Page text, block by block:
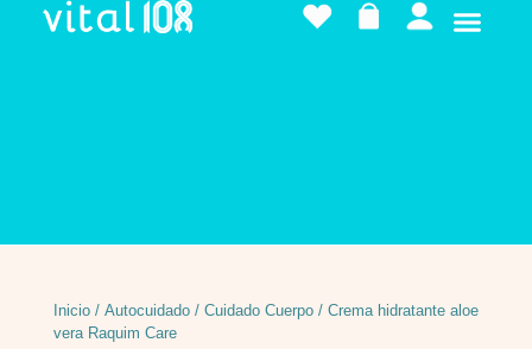
Inicio/ Autocuidado/ Cuidado Cuerpo/ Crema hidratante aloe
vera Raquim Care